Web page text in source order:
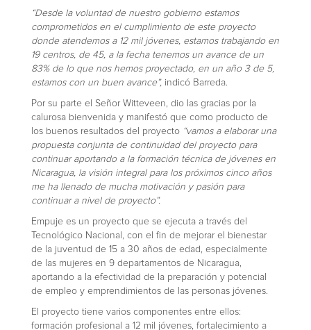
“Desde la voluntad de nuestro gobierno estamos
comprometidos en el cumplimiento de este proyecto
donde atendemos a 12 mil jóvenes, estamos trabajando en
19 centros, de 45, a la fecha tenemos un avance de un
83% de lo que nos hemos proyectado, en un año 3 de 5,
estamos con un buen avance”, indicó Barreda.
Por su parte el Señor Witteveen, dio las gracias por la
calurosa bienvenida y manifestó que como producto de
los buenos resultados del proyecto “vamos a elaborar una
propuesta conjunta de continuidad del proyecto para
continuar aportando a la formación técnica de jóvenes en
Nicaragua, la visión integral para los próximos cinco años
me ha llenado de mucha motivación y pasión para
continuar a nivel de proyecto”.
Empuje es un proyecto que se ejecuta a través del
Tecnológico Nacional, con el fin de mejorar el bienestar
de la juventud de 15 a 30 años de edad, especialmente
de las mujeres en 9 departamentos de Nicaragua,
aportando a la efectividad de la preparación y potencial
de empleo y emprendimientos de las personas jóvenes.
El proyecto tiene varios componentes entre ellos:
formación profesional a 12 mil jóvenes, fortalecimiento a